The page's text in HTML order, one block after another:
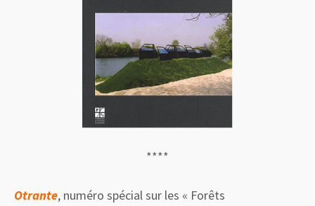
****
Otrante, numéro spécial sur les « Forêts